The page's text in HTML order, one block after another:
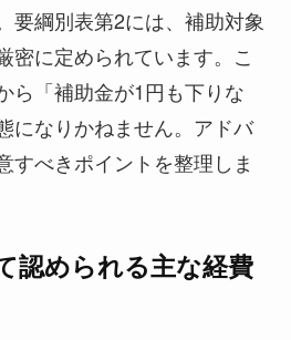
要綱別表第2には、補助対象
密に定められています。こ
ら「補助金が1円も下りな
になりかねません。アドバ
すべきポイントを整理しま
認められる主な経費